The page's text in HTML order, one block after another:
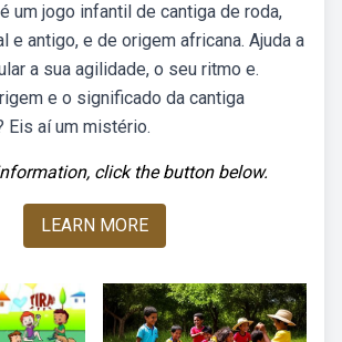
um jogo infantil de cantiga de roda,
e antigo, e de origem africana. Ajuda a
a sua agilidade, o seu ritmo e.
e o significado da cantiga
Eis aí um mistério.
click the button below.
LEARN MORE